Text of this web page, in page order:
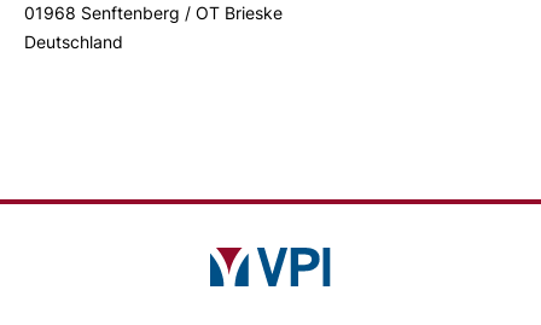
01968 Senftenberg / OT Brieske
Deutschland